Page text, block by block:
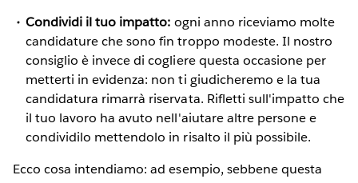
Condividi il tuo impatto: ogni anno riceviamo molte
candidature che sono fin troppo modeste. Il nostro
consiglio è invece di cogliere questa occasione per
metterti in evidenza: non ti giudicheremo e la tua
candidatura rimarrà riservata. Rifletti sull'impatto che
il tuo lavoro ha avuto nell'aiutare altre persone e
condividilo mettendolo in risalto il più possibile.
Ecco cosa intendiamo: ad esempio, sebbene questa